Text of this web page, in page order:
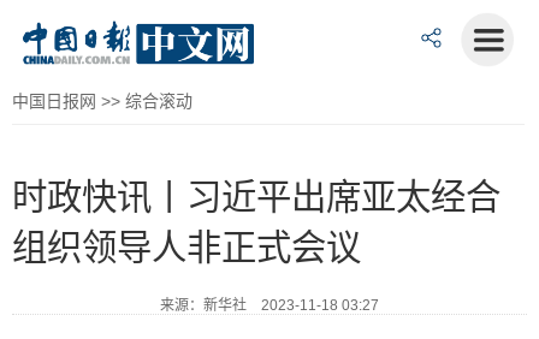
中国日报网 >> 综合滚动
时政快讯丨习近平出席亚太经合
组织领导人非正式会议
来源：新华社 2023-11-18 03:27